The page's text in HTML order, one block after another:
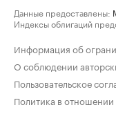
Данные предоставлены:
Индексы облигаций
Информация об
О соблюдении
Пользовательское
Политика в